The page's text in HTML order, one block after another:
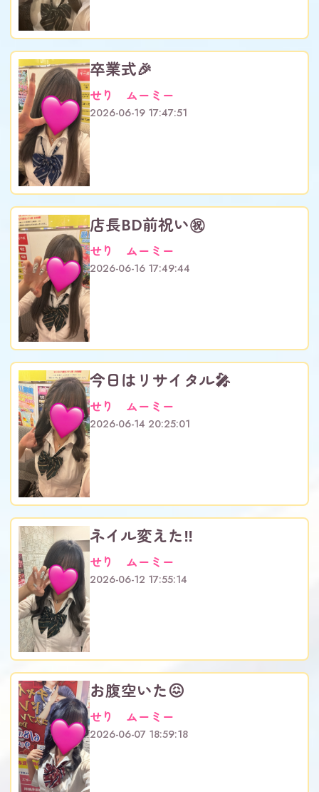
卒業式🎉
せり ムーミー
2026-06-19 17:47:51
店長BD前祝い㊗️
せり ムーミー
2026-06-16 17:49:44
今日はリサイタル🎤
せり ムーミー
2026-06-14 20:25:01
ネイル変えた‼️
せり ムーミー
2026-06-12 17:55:14
お腹空いた😖
せり ムーミー
2026-06-07 18:59:18